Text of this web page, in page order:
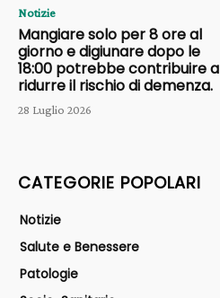
Notizie
Mangiare solo per 8 ore al
giorno e digiunare dopo le
18:00 potrebbe contribuire a
ridurre il rischio di demenza.
28 Luglio 2026
CATEGORIE POPOLARI
Notizie
Salute e Benessere
Patologie